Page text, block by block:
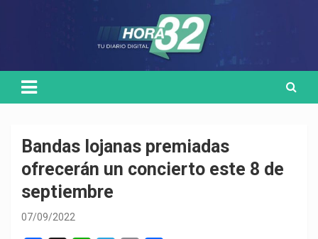
Bandas lojanas premiadas
ofrecerán un concierto este 8 de
septiembre
07/09/2022